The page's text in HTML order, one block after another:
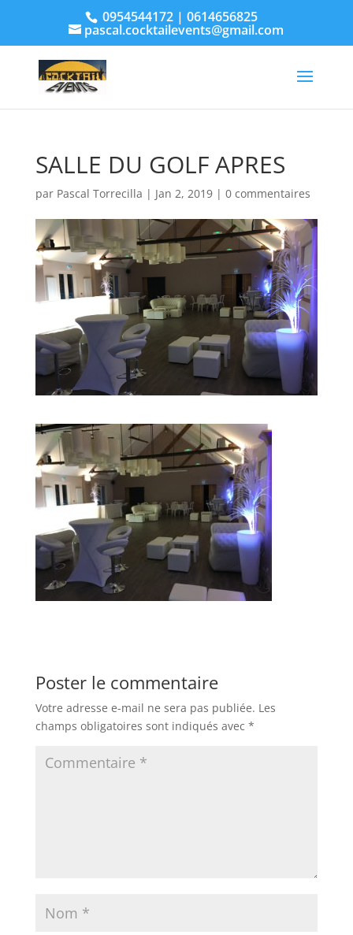
0954544172 | 0614656825
pascal.cocktailevents@gmail.com
SALLE DU GOLF APRES
par Pascal Torrecilla | Jan 2, 2019| 0 commentaires
Poster le commentaire
Votre adresse e-mail ne sera pas publiée. Les
champs obligatoires sont indiqués avec *